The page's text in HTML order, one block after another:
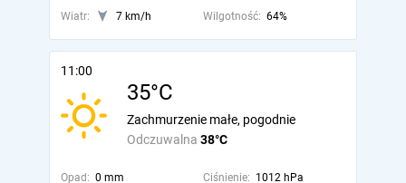
Wiatr:
7 km/h Wilgotność: 64%
11:00
35°C
Odczuwalna 38°C
Zachmurzenie małe, pogodnie
Opad: 0 mm Ciśnienie: 1012 hPa